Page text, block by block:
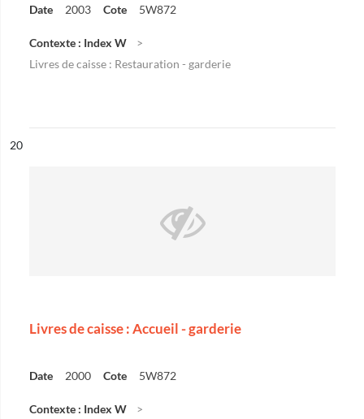
Date 2003 Cote 5W872
Contexte : Index W
Livres de caisse : Restauration - garderie
n°
20
Livres de caisse : Accueil - garderie
Date 2000 Cote 5W872
Contexte : Index W